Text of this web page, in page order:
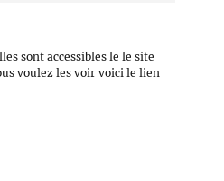
sont accessibles le le site
voulez les voir voici le lien